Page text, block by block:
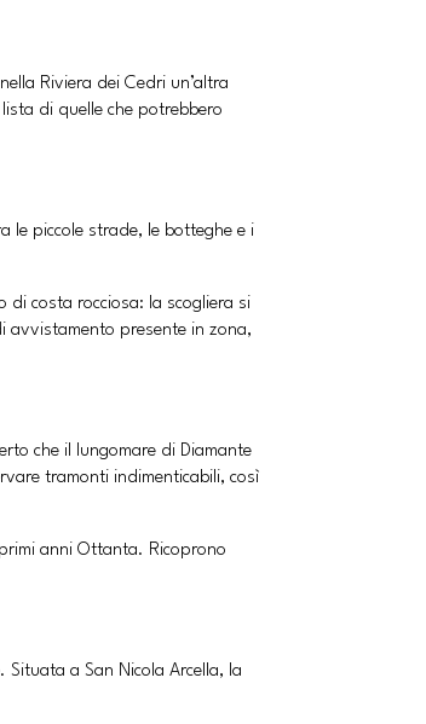
Riviera dei Cedri un’altra
di quelle che potrebbero
le piccole strade, le botteghe e i
di costa rocciosa: la scogliera si
avvistamento presente in zona,
che il lungomare di Diamante
tramonti indimenticabili, così
anni Ottanta. Ricoprono
a San Nicola Arcella, la